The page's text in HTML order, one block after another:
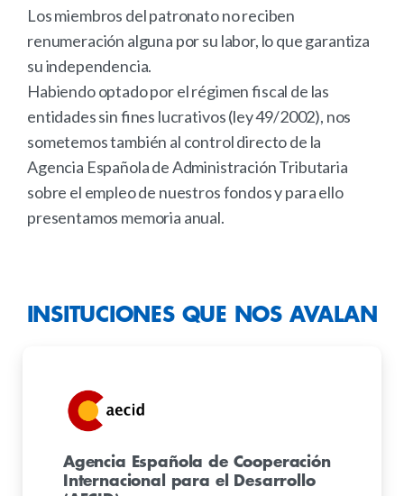
Los miembros del patronato no reciben
renumeración alguna por su labor, lo que garantiza
su independencia.
Habiendo optado por el régimen fiscal de las
entidades sin fines lucrativos (ley 49/2002), nos
sometemos también al control directo de la
Agencia Española de Administración Tributaria
sobre el empleo de nuestros fondos y para ello
presentamos memoria anual.
INSITUCIONES QUE NOS AVALAN
Agencia Española de Cooperación
Internacional para el Desarrollo